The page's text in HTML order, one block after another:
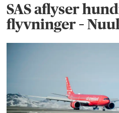
SAS aflyser
flyvninger –